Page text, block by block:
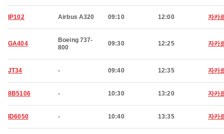
IP102 Airbus A320 09:10 12:00 자카
GA404
Boeing 737-
800
09:30 12:25 자카
JT34 - 09:40 12:35 자카
8B5106 - 10:30 13:20 자카
ID6050 - 10:40 13:35 자카